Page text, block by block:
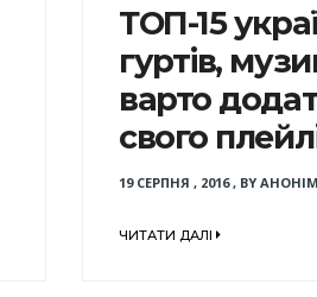
ТОП-15
гуртів,
варто
свого
19 СЕРПНЯ , 2016, BY АНОНІМ
ЧИТАТИ ДАЛІ